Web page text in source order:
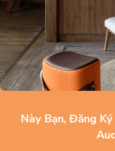
Này Bạn, Đăng